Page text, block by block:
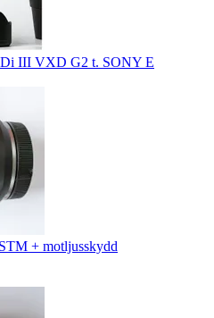
III VXD G2 t. SONY E
+ motljusskydd